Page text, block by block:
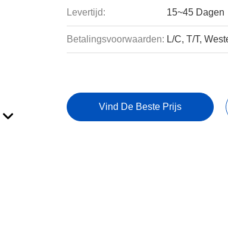
Levertijd: 15~45 Dagen
Betalingsvoorwaarden: L/C, T/T,
Vind De Beste Prijs